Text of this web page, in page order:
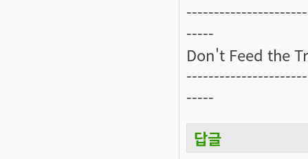
-----
Don't Feed the
-----
답글